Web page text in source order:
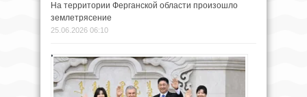
На территории Ферганской области произошло
землетрясение
25.06.2026 06:10